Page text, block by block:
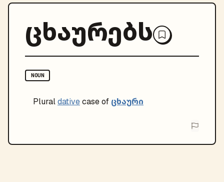
ცხაურებს
NOUN
Pluraldativecase of ცხაური